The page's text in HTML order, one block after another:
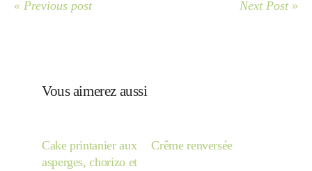
« Previous post Next Post »
Vous aimerez aussi
Cake printanier aux
asperges, chorizo et
Crême renversée